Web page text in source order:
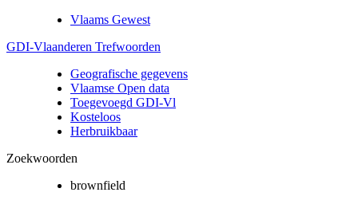
Vlaams Gewest
GDI-Vlaanderen Trefwoorden
Geografische gegevens
Vlaamse Open data
Toegevoegd GDI-Vl
Kosteloos
Herbruikbaar
Zoekwoorden
brownfield